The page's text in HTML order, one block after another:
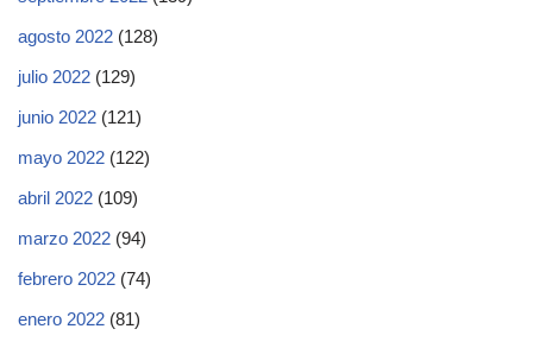
agosto 2022 (128)
julio 2022 (129)
junio 2022 (121)
mayo 2022 (122)
abril 2022 (109)
marzo 2022 (94)
febrero 2022 (74)
enero 2022 (81)